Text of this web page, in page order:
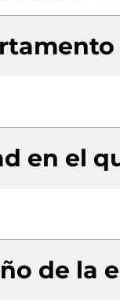
en el
de la